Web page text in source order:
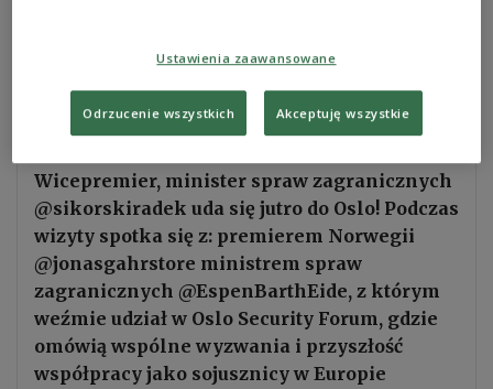
Norwegens Staatsführung und später
Außenminister Espen Barth Eide.
Wicepremier, minister spraw zagranicznych
@sikorskiradek uda się jutro do Oslo! Podczas
wizyty spotka się z: premierem Norwegii
@jonasgahrstore ministrem spraw
zagranicznych @EspenBarthEide, z którym
weźmie udział w Oslo Security Forum, gdzie
omówią wspólne wyzwania i przyszłość
współpracy jako sojusznicy w Europie
Ustawienia zaawansowane
Odrzucenie wszystkich Akceptuję wszystkie